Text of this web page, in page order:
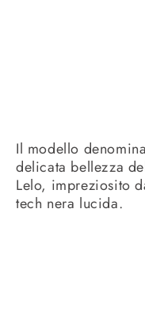
Il modello
delicata bellezza
Lelo, impreziosito
tech nera lucida.